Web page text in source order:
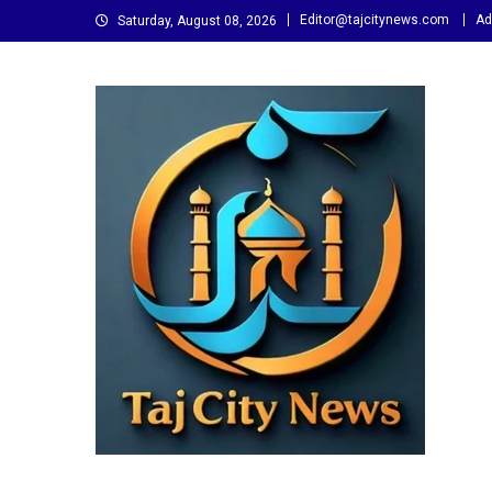
to
Saturday, August 08, 2026 Editor@tajcitynews.com